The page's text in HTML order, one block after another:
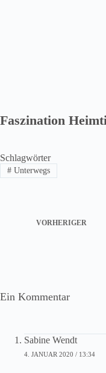
Faszination
Schlagwörter
#Unterwegs
VORHERIGER
Ein Kommentar
Sabine Wendt
4. JANUAR 2020 / 13:34